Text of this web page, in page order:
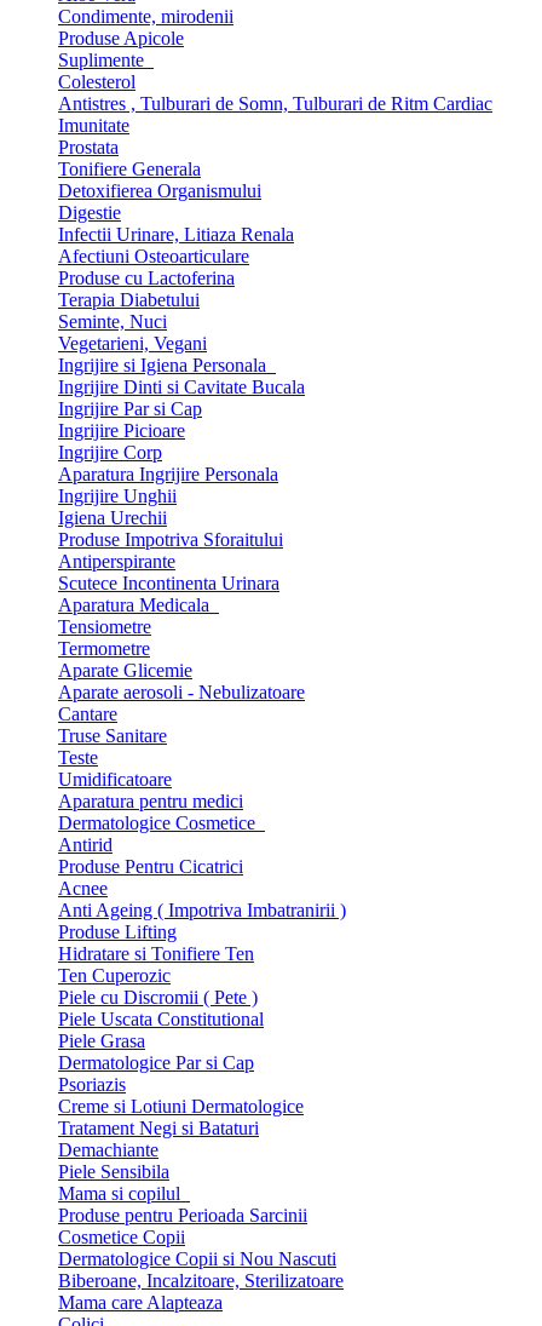
Condimente, mirodenii
Produse Apicole
Suplimente
Colesterol
Antistres , Tulburari de Somn, Tulburari de Ritm Cardiac
Imunitate
Prostata
Tonifiere Generala
Detoxifierea Organismului
Digestie
Infectii Urinare, Litiaza Renala
Afectiuni Osteoarticulare
Produse cu Lactoferina
Terapia Diabetului
Seminte, Nuci
Vegetarieni, Vegani
Ingrijire si Igiena Personala
Ingrijire Dinti si Cavitate Bucala
Ingrijire Par si Cap
Ingrijire Picioare
Ingrijire Corp
Aparatura Ingrijire Personala
Ingrijire Unghii
Igiena Urechii
Produse Impotriva Sforaitului
Antiperspirante
Scutece Incontinenta Urinara
Aparatura Medicala
Tensiometre
Termometre
Aparate Glicemie
Aparate aerosoli - Nebulizatoare
Cantare
Truse Sanitare
Teste
Umidificatoare
Aparatura pentru medici
Dermatologice Cosmetice
Antirid
Produse Pentru Cicatrici
Acnee
Anti Ageing ( Impotriva Imbatranirii )
Produse Lifting
Hidratare si Tonifiere Ten
Ten Cuperozic
Piele cu Discromii ( Pete )
Piele Uscata Constitutional
Piele Grasa
Dermatologice Par si Cap
Psoriazis
Creme si Lotiuni Dermatologice
Tratament Negi si Bataturi
Demachiante
Piele Sensibila
Mama si copilul
Produse pentru Perioada Sarcinii
Cosmetice Copii
Dermatologice Copii si Nou Nascuti
Biberoane, Incalzitoare, Sterilizatoare
Mama care Alapteaza